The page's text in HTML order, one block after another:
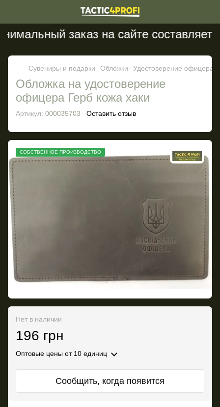
заказ на сайте составляет
Сувениры и подарки Обложки Удостоверение офицера
Обложка на удостоверение
офицера Герб кожа хаки
Артикул: 000035703 Оставить отзыв
СОБСТВЕННОЕ ПРОИЗВОДСТВО
Нет в наличии
196 грн
Оптовые цены от 10 единиц
Сообщить, когда появится